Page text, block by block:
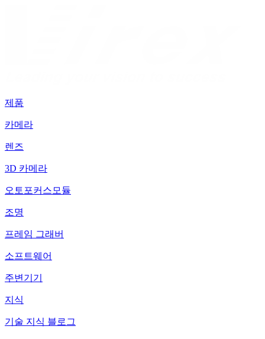
제품
카메라
렌즈
3D 카메라
오토포커스모듈
조명
프레임 그래버
소프트웨어
주변기기
지식
기술 지식 블로그